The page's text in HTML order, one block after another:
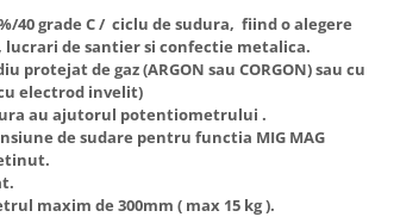
40 grade C / ciclu de sudura, fiind o alegere
de santier si confectie metalica.
protejat de gaz (ARGON sau CORGON) sau cu
electrod invelit)
au ajutorul potentiometrului .
de sudare pentru functia MIG MAG
maxim de 300mm ( max 15 kg ).